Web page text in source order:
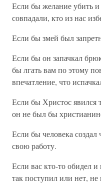
Если бы желание убить и
совпадали, кто из нас
Если бы змей был
Если бы он запачкал
бы лгать вам по этому
впечатление, что
Если бы Христос явился
он не был бы
Если бы человека
свою работу.
Если вас кто-то обидел
так поступил или нет,